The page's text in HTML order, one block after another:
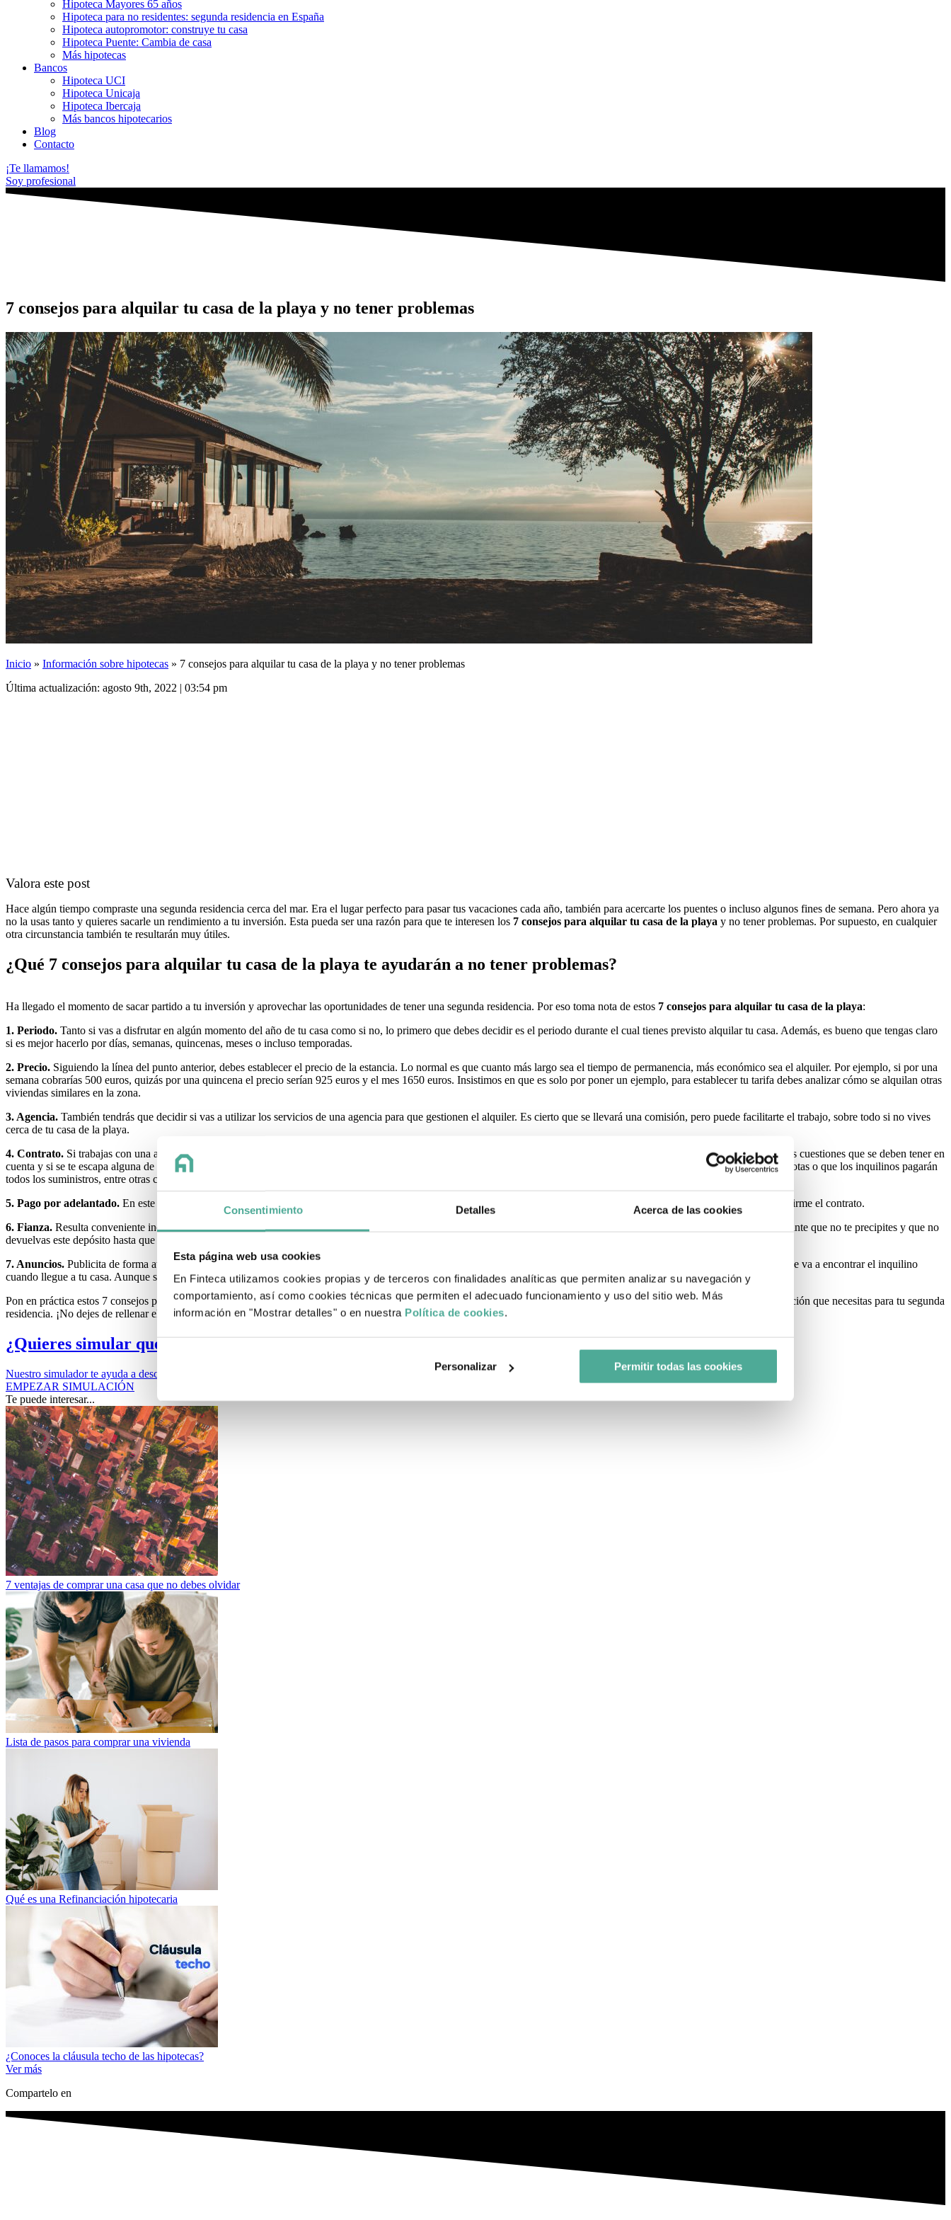
Consentimiento Detalles Acerca de las cookies
Esta página web usa cookies
En Finteca utilizamos cookies propias y de terceros con finalidades analíticas que permiten analizar su navegación y
comportamiento, así como cookies técnicas que permiten el adecuado funcionamiento y uso del sitio web. Más
información en "Mostrar detalles" o en nuestra Política de cookies.
Personalizar Permitir todas las cookies
Hipoteca Mayores 65 años
Hipoteca para no residentes: segunda residencia en España
Hipoteca autopromotor: construye tu casa
Hipoteca Puente: Cambia de casa
Más hipotecas
Bancos
Hipoteca UCI
Hipoteca Unicaja
Hipoteca Ibercaja
Más bancos hipotecarios
Blog
Contacto
¡Te llamamos!
Soy profesional
7 consejos para alquilar tu casa de la playa y no tener problemas
Inicio » Información sobre hipotecas » 7 consejos para alquilar tu casa de la playa y no tener problemas
Última actualización: agosto 9th, 2022 | 03:54 pm
Valora este post
Hace algún tiempo compraste una segunda residencia cerca del mar. Era el lugar perfecto para pasar tus vacaciones cada año, también para acercarte los puentes o incluso algunos fines de semana. Pero ahora ya
no la usas tanto y quieres sacarle un rendimiento a tu inversión. Esta pueda ser una razón para que te interesen los 7 consejos para alquilar tu casa de la playa y no tener problemas. Por supuesto, en cualquier
otra circunstancia también te resultarán muy útiles.
¿Qué 7 consejos para alquilar tu casa de la playa te ayudarán a no tener problemas?
Ha llegado el momento de sacar partido a tu inversión y aprovechar las oportunidades de tener una segunda residencia. Por eso toma nota de estos 7 consejos para alquilar tu casa de la playa:
1. Periodo. Tanto si vas a disfrutar en algún momento del año de tu casa como si no, lo primero que debes decidir es el periodo durante el cual tienes previsto alquilar tu casa. Además, es bueno que tengas claro
si es mejor hacerlo por días, semanas, quincenas, meses o incluso temporadas.
2. Precio. Siguiendo la línea del punto anterior, debes establecer el precio de la estancia. Lo normal es que cuanto más largo sea el tiempo de permanencia, más económico sea el alquiler. Por ejemplo, si por una
semana cobrarías 500 euros, quizás por una quincena el precio serían 925 euros y el mes 1650 euros. Insistimos en que es solo por poner un ejemplo, para establecer tu tarifa debes analizar cómo se alquilan otras
viviendas similares en la zona.
3. Agencia. También tendrás que decidir si vas a utilizar los servicios de una agencia para que gestionen el alquiler. Es cierto que se llevará una comisión, pero puede facilitarte el trabajo, sobre todo si no vives
cerca de tu casa de la playa.
4. Contrato. Si trabajas con una agencia, el contrato de alquiler no será un problema. De lo contrario, lo mejor es que cuentes con un experto para que lo redacte. Son muchas las cuestiones que se deben tener en
cuenta y si se te escapa alguna de ellas, puedes tener problemas. Así que no te confíes. Este profesional incluirá cláusulas que limiten el número de ocupantes, si se admiten mascotas o que los inquilinos pagarán
todos los suministros, entre otras cuestiones.
5. Pago por adelantado. En este tipo de estancias lo mejor es solicitar el pago por adelantado. No merece la pena pedir otras garantías adicionales. Recoge el dinero cuando se firme el contrato.
6. Fianza. Resulta conveniente incluir una fianza y condicionar su devolución a que la vivienda se quede en el mismo estado en el que estaba antes de las vacaciones. Es importante que no te precipites y que no
devuelvas este depósito hasta que no compruebes como está la casa. Si vives lejos y no cuentas con una agencia, quizás un vecino de confianza pueda revisar la propiedad.
7. Anuncios. Publicita de forma atractiva tu vivienda en portales especializados. Por supuesto, infórmate bien de cómo debes hacerlo. Es vital que el anuncio refleje todo lo que se va a encontrar el inquilino
cuando llegue a tu casa. Aunque se pueden cuidar las fotos, las imágenes no deben crear confusión y que el veraneante se sienta decepcionado cuando llegue a su destino.
Pon en práctica estos 7 consejos para alquilar tu casa de la playa y seguro que será todo un éxito. Y si todavía no tienes una, en Finteca podemos ayudarte a conseguir la financiación que necesitas para tu segunda
residencia. ¡No dejes de rellenar el formulario que encontrarás a continuación!
¿Quieres simular qué hipoteca has de solicitar?
Nuestro simulador te ayuda a descubrir qué aportación necesitas y cuánto te costará todo.
EMPEZAR SIMULACIÓN
Te puede interesar...
7 ventajas de comprar una casa que no debes olvidar
Lista de pasos para comprar una vivienda
Qué es una Refinanciación hipotecaria
¿Conoces la cláusula techo de las hipotecas?
Ver más
Compartelo en